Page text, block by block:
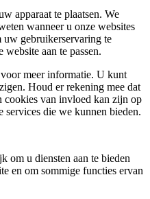
apparaat te plaatsen. We
wanneer u onze websites
uw gebruikerservaring te
aan te passen.
meer informatie. U kunt
Houd er rekening mee dat
cookies van invloed kan zijn op
services die we kunnen bieden.
om u diensten aan te bieden
en om sommige functies ervan